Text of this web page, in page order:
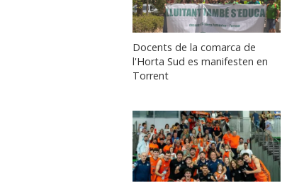
Docents de la comarca de
l'Horta Sud es manifesten en
Torrent